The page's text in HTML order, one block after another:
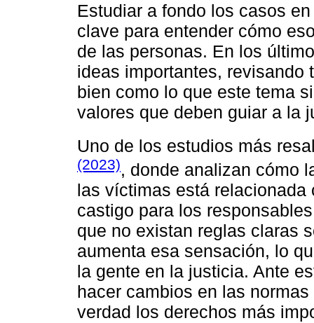
Estudiar a fondo los casos
clave para entender cómo
de las personas. En los
ideas importantes, revisando
bien como lo que este tema
valores que deben guiar a la
Uno de los estudios más
(2023), donde analizan cómo
las víctimas está
castigo para los
que no existan reglas claras
aumenta esa sensación, lo
la gente en la justicia. Ante
hacer cambios en las
verdad los derechos más